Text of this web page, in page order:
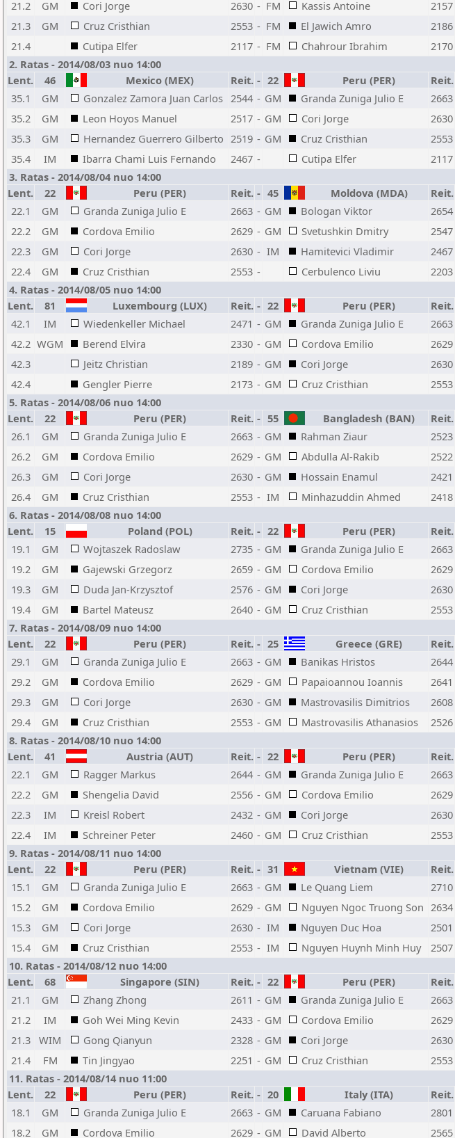
21.2
GM Cori Jorge 2630 - FM Kassis Antoine 2157
21.3
GM Cruz Cristhian 2553 - FM El Jawich Amro 2186
21.4
Cutipa Elfer 2117 - FM Chahrour Ibrahim 2170
2. Ratas - 2014/08/03 nuo 14:00
Lent.
46 Mexico (MEX) Reit. - 22 Peru (PER) Reit.
35.1
GM Gonzalez Zamora Juan Carlos 2544 - GM Granda Zuniga Julio E 2663
35.2
GM Leon Hoyos Manuel 2517 - GM Cori Jorge 2630
35.3
GM Hernandez Guerrero Gilberto 2519 - GM Cruz Cristhian 2553
35.4
IM Ibarra Chami Luis Fernando 2467 - Cutipa Elfer 2117
3. Ratas - 2014/08/04 nuo 14:00
Lent.
22 Peru (PER) Reit. - 45 Moldova (MDA) Reit.
22.1
GM Granda Zuniga Julio E 2663 - GM Bologan Viktor 2654
22.2
GM Cordova Emilio 2629 - GM Svetushkin Dmitry 2547
22.3
GM Cori Jorge 2630 - IM Hamitevici Vladimir 2467
22.4
GM Cruz Cristhian 2553 - Cerbulenco Liviu 2203
4. Ratas - 2014/08/05 nuo 14:00
Lent.
81 Luxembourg (LUX) Reit. - 22 Peru (PER) Reit.
42.1
IM Wiedenkeller Michael 2471 - GM Granda Zuniga Julio E 2663
42.2 WGM Berend Elvira 2330 - GM Cordova Emilio 2629
42.3
Jeitz Christian 2189 - GM Cori Jorge 2630
42.4
Gengler Pierre 2173 - GM Cruz Cristhian 2553
5. Ratas - 2014/08/06 nuo 14:00
Lent.
22 Peru (PER) Reit. - 55 Bangladesh (BAN) Reit.
26.1
GM Granda Zuniga Julio E 2663 - GM Rahman Ziaur 2523
26.2
GM Cordova Emilio 2629 - GM Abdulla Al-Rakib 2522
26.3
GM Cori Jorge 2630 - GM Hossain Enamul 2421
26.4
GM Cruz Cristhian 2553 - IM Minhazuddin Ahmed 2418
6. Ratas - 2014/08/08 nuo 14:00
Lent.
15 Poland (POL) Reit. - 22 Peru (PER) Reit.
19.1
GM Wojtaszek Radoslaw 2735 - GM Granda Zuniga Julio E 2663
19.2
GM Gajewski Grzegorz 2659 - GM Cordova Emilio 2629
19.3
GM Duda Jan-Krzysztof 2576 - GM Cori Jorge 2630
19.4
GM Bartel Mateusz 2640 - GM Cruz Cristhian 2553
7. Ratas - 2014/08/09 nuo 14:00
Lent.
22 Peru (PER) Reit. - 25 Greece (GRE) Reit.
29.1
GM Granda Zuniga Julio E 2663 - GM Banikas Hristos 2644
29.2
GM Cordova Emilio 2629 - GM Papaioannou Ioannis 2641
29.3
GM Cori Jorge 2630 - GM Mastrovasilis Dimitrios 2608
29.4
GM Cruz Cristhian 2553 - GM Mastrovasilis Athanasios 2526
8. Ratas - 2014/08/10 nuo 14:00
Lent.
41 Austria (AUT) Reit. - 22 Peru (PER) Reit.
22.1
GM Ragger Markus 2644 - GM Granda Zuniga Julio E 2663
22.2
GM Shengelia David 2556 - GM Cordova Emilio 2629
22.3
IM Kreisl Robert 2432 - GM Cori Jorge 2630
22.4
IM Schreiner Peter 2460 - GM Cruz Cristhian 2553
9. Ratas - 2014/08/11 nuo 14:00
Lent.
22 Peru (PER) Reit. - 31 Vietnam (VIE) Reit.
15.1
GM Granda Zuniga Julio E 2663 - GM Le Quang Liem 2710
15.2
GM Cordova Emilio 2629 - GM Nguyen Ngoc Truong Son 2634
15.3
GM Cori Jorge 2630 - IM Nguyen Duc Hoa 2501
15.4
GM Cruz Cristhian 2553 - IM Nguyen Huynh Minh Huy 2507
10. Ratas - 2014/08/12 nuo 14:00
Lent.
68 Singapore (SIN) Reit. - 22 Peru (PER) Reit.
21.1
GM Zhang Zhong 2611 - GM Granda Zuniga Julio E 2663
21.2
IM Goh Wei Ming Kevin 2433 - GM Cordova Emilio 2629
21.3 WIM Gong Qianyun 2328 - GM Cori Jorge 2630
21.4
FM Tin Jingyao 2251 - GM Cruz Cristhian 2553
11. Ratas - 2014/08/14 nuo 11:00
Lent.
22 Peru (PER) Reit. - 20 Italy (ITA) Reit.
18.1
GM Granda Zuniga Julio E 2663 - GM Caruana Fabiano 2801
18.2
GM Cordova Emilio 2629 - GM David Alberto 2565